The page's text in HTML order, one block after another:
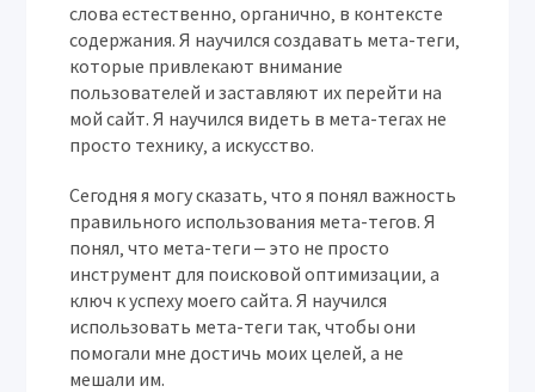
слова естественно‚ органично‚ в контексте
содержания. Я научился создавать мета-теги‚
которые привлекают внимание
пользователей и заставляют их перейти на
мой сайт. Я научился видеть в мета-тегах не
просто технику‚ а искусство.
Сегодня я могу сказать‚ что я понял важность
правильного использования мета-тегов. Я
понял‚ что мета-теги ‒ это не просто
инструмент для поисковой оптимизации‚ а
ключ к успеху моего сайта. Я научился
использовать мета-теги так‚ чтобы они
помогали мне достичь моих целей‚ а не
мешали им.